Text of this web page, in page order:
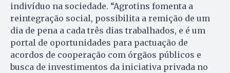
indivíduo na sociedade. “Agrotins fomenta a
reintegração social, possibilita a remição de um
dia de pena a cada três dias trabalhados, e é um
portal de oportunidades para pactuação de
acordos de cooperação com órgãos públicos e
busca de investimentos da iniciativa privada no